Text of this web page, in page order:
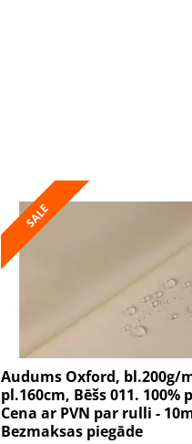
SALE
Audums Oxford, bl.200g/
pl.160cm, Bēšs 011. 100%
Cena ar PVN par rulli -
Bezmaksas piegāde